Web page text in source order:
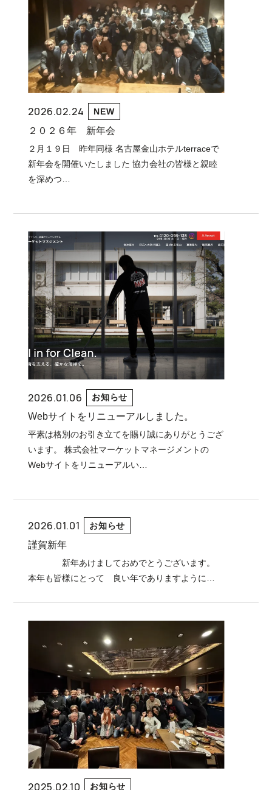
2026.02.24 NEW
２０２６年 新年会
２月１９日 昨年同様 名古屋金山ホテルterraceで
新年会を開催いたしました 協力会社の皆様と親睦
を深めつ…
2026.01.06 お知らせ
Webサイトをリニューアルしました。
平素は格別のお引き立てを賜り誠にありがとうござ
います。 株式会社マーケットマネージメントの
Webサイトをリニューアルい…
2026.01.01 お知らせ
謹賀新年
新年あけましておめでとうございます。
本年も皆様にとって 良い年でありますように…
2025.02.10 お知らせ